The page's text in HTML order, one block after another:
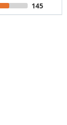
145